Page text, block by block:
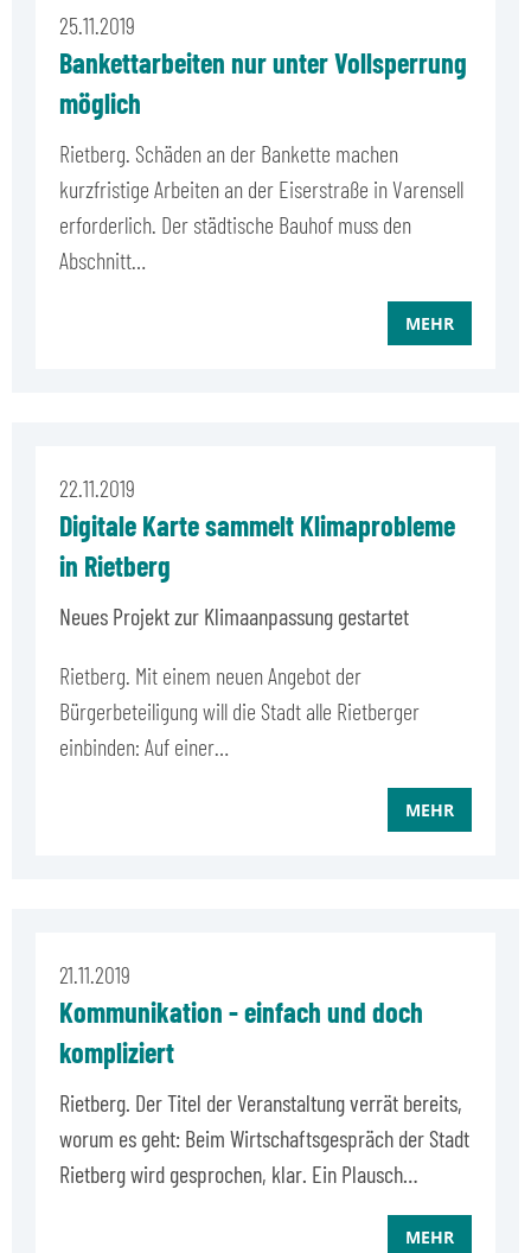
25.11.2019
Bankettarbeiten nur unter Vollsperrung
möglich
Rietberg. Schäden an der Bankette machen
kurzfristige Arbeiten an der Eiserstraße in Varensell
erforderlich. Der städtische Bauhof muss den
Abschnitt…
MEHR
22.11.2019
Digitale Karte sammelt Klimaprobleme
in Rietberg
Neues Projekt zur Klimaanpassung gestartet
Rietberg. Mit einem neuen Angebot der
Bürgerbeteiligung will die Stadt alle Rietberger
einbinden: Auf einer…
MEHR
21.11.2019
Kommunikation - einfach und doch
kompliziert
Rietberg. Der Titel der Veranstaltung verrät bereits,
worum es geht: Beim Wirtschaftsgespräch der Stadt
Rietberg wird gesprochen, klar. Ein Plausch…
MEHR